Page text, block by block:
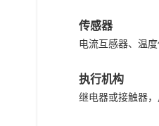
传感器
电流互感器、温
执行机构
继电器或接触器，